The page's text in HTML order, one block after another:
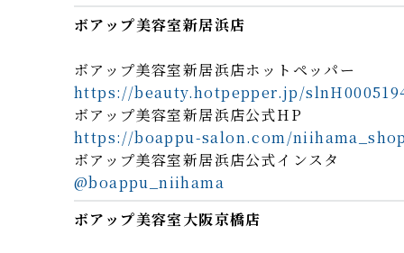
ボアップ美容室新居浜店
ボアップ美容室新居浜店ホットペッパー
https://beauty.hotpepper.jp/
ボアップ美容室新居浜店公式HP
https://boappu-salon.com/niihama_shop
ボアップ美容室新居浜店公式インスタ
@boappu_niihama
ボアップ美容室大阪京橋店